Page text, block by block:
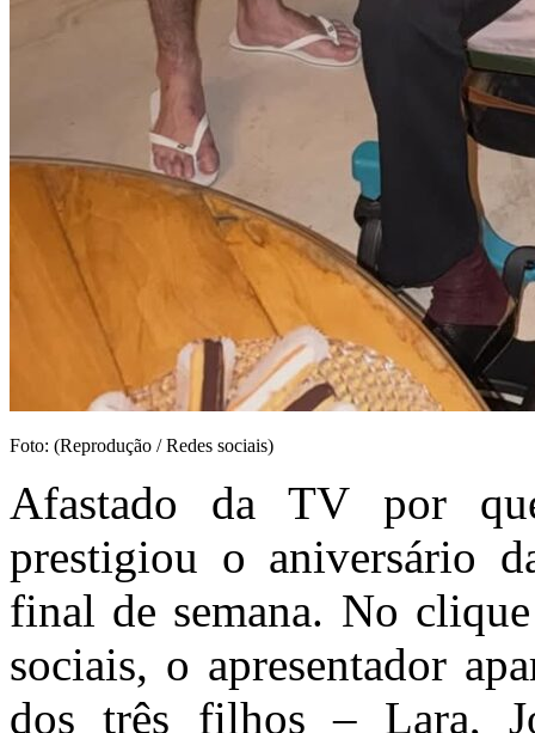
Foto: (Reprodução / Redes sociais)
Afastado da TV por
prestigiou o aniversário
final de semana. No
sociais, o apresentador
dos três filhos – Lara,